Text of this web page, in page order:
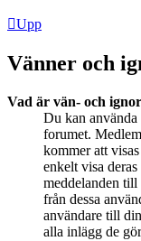
Upp
Vänner och
Vad är vän- och
Du kan använda
forumet.
kommer att
enkelt visa
meddelanden
från dessa
användare till
alla inlägg de